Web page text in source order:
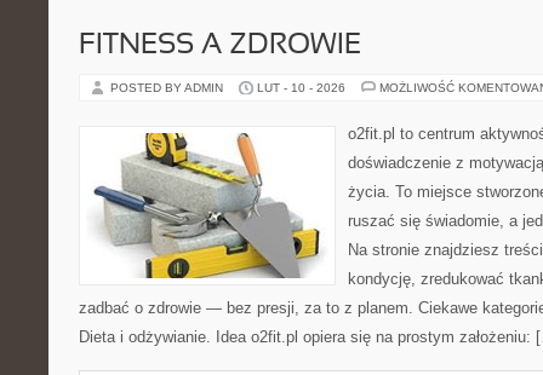
FITNESS A ZDROWIE
POSTED BY ADMIN LUT - 10 - 2026 MOŻLIWOŚĆ
o2fit.pl to centrum
doświadczenie z
życia. To miejsce
ruszać się świadomie, a
Na stronie znajdziesz
kondycję, zredukować
zadbać o zdrowie — bez presji, za to z planem. Ciekawe
Dieta i odżywianie. Idea o2fit.pl opiera się na prostym założeniu: